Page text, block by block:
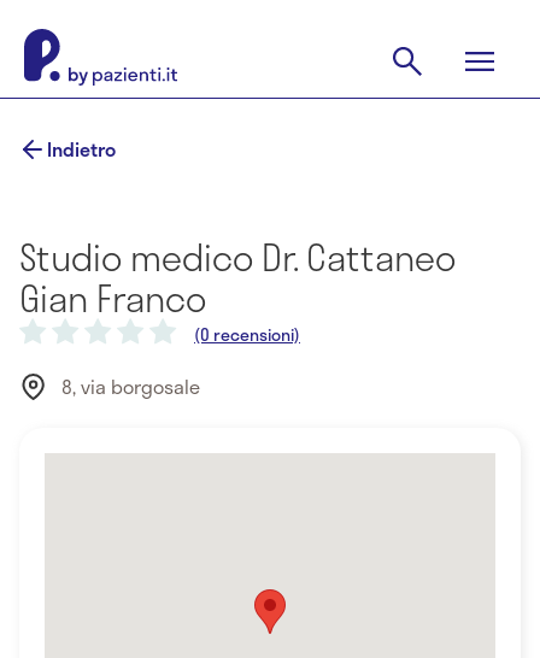
Indietro
Studio medico Dr. Cattaneo
Gian Franco
(0 recensioni)
8, via borgosale